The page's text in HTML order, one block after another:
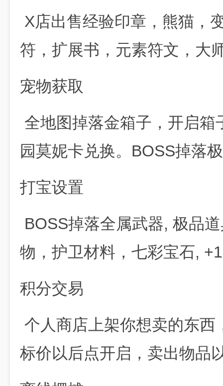
X店出售经验印章，熊猫，
符，扩展书，元素符文，大
宠物获取
全地图掉落金箱子，开启
园莫妮卡兑换。BOSS掉落
打宝设置
BOSS掉落全属武器, 极品
物，护卫材料，七彩宝石,
积分交易
个人商店上架你想卖的东
标价以后点开启，卖出物品